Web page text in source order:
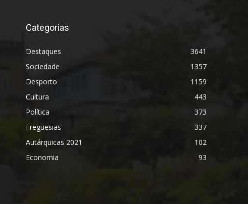
Categorias
Destaques
3641
Sociedade
1357
Desporto
1159
Cultura
443
Política
373
Freguesias
337
Autárquicas 2021
102
Economia
93